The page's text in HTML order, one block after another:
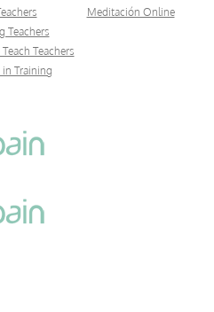
Teachers
Teachers
in Training
Meditación Online